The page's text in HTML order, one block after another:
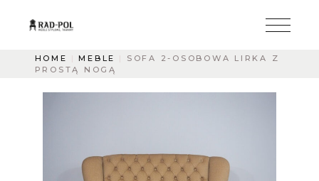
HOME MEBLE
SOFA 2-OSOBOWA LIRKA Z
PROSTĄ NOGĄ